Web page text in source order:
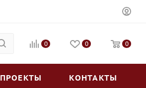
0 0 0
ПРОЕКТЫ КОНТАКТЫ